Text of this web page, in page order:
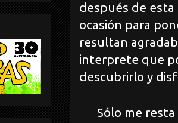
después de
ocasión para
resultan
interprete que
descubrirlo y
Sólo me resta